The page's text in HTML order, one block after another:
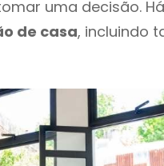
uma decisão.
de casa, incluindo